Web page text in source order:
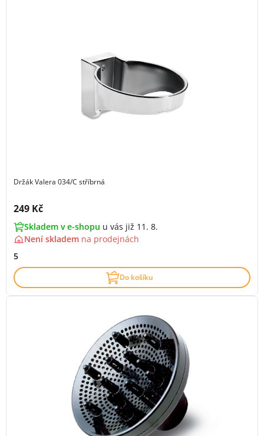
Držák Valera 034/C stříbrná
Cena s DPH:
249 Kč
Skladem v e-shopu u vás již 11. 8.
Není skladem na prodejnách
5
Do košíku